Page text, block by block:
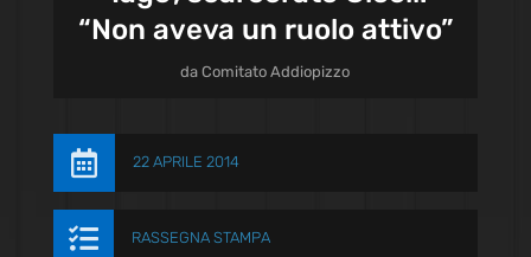
“Non aveva un ruolo attivo”
daComitato Addiopizzo
 22 APRILE 2014
 RASSEGNA STAMPA